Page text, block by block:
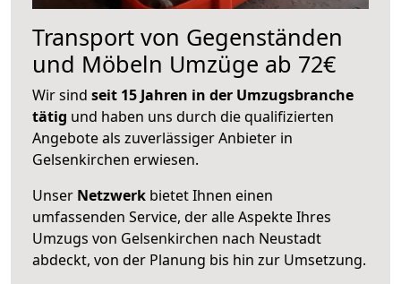
Transport von Gegenständen
und Möbeln Umzüge ab 72€
Wir sind seit 15 Jahren in der Umzugsbranche
tätig und haben uns durch die qualifizierten
Angebote als zuverlässiger Anbieter in
Gelsenkirchen erwiesen.
Unser Netzwerk bietet Ihnen einen
umfassenden Service, der alle Aspekte Ihres
Umzugs von Gelsenkirchen nach Neustadt
abdeckt, von der Planung bis hin zur Umsetzung.